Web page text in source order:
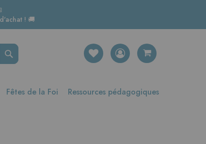
! 🚚
Rechercher
Fêtes de la Foi Ressources pédagogiques